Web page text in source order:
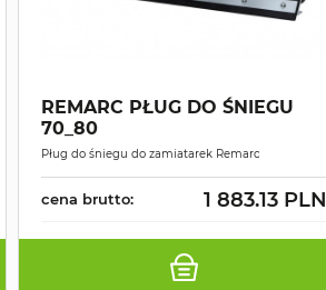
REMARC PŁUG DO ŚNIEGU
70_80
Pług do śniegu do zamiatarek Remarc
cena brutto: 1 883.13 PLN